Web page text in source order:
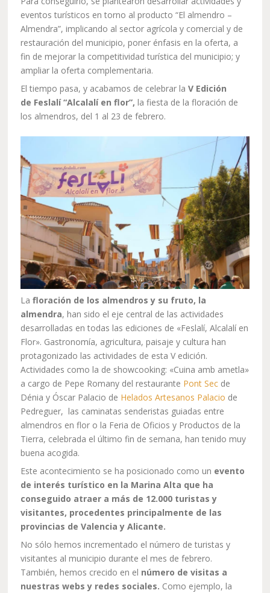
eventos turísticos en torno al producto “El almendro –
Almendra”, implicando al sector agrícola y comercial y de
restauración del municipio, poner énfasis en la oferta, a
fin de mejorar la competitividad turística del municipio; y
ampliar la oferta complementaria.
El tiempo pasa, y acabamos de celebrar laV Edición
de Feslalí “Alcalalí en flor”,la fiesta de la floración de
los almendros, del 1 al 23 de febrero.
Lafloración de los almendros y su fruto, la
almendra, han sido el eje central de las actividades
desarrolladas en todas las ediciones de «Feslalí, Alcalalí en
Flor». Gastronomía, agricultura, paisaje y cultura han
protagonizado las actividades de esta V edición.
Actividades como la de showcooking: «Cuina amb ametla»
a cargo de Pepe Romany del restaurante Pont Sec de
Dénia y Óscar Palacio de Helados Artesanos Palacio de
Pedreguer, las caminatas senderistas guiadas entre
almendros en flor o la Feria de Oficios y Productos de la
Tierra, celebrada el último fin de semana, han tenido muy
buena acogida.
Este acontecimiento se ha posicionado como un evento
de interés turístico en la Marina Alta que ha
conseguido atraer a más de 12.000 turistas y
visitantes, procedentes principalmente de las
provincias de Valencia y Alicante.
No sólo hemos incrementado el número de turistas y
visitantes al municipio durante el mes de febrero.
También, hemos crecido en el número de visitas a
nuestras webs y redes sociales. Como ejemplo, la